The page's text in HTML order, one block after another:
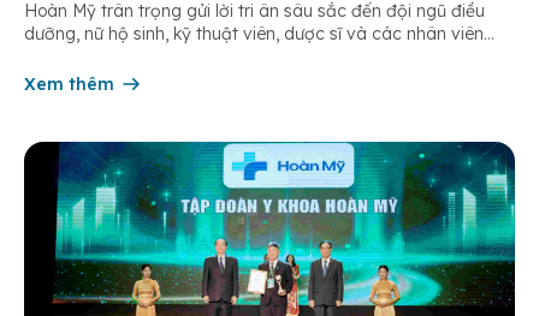
Hoàn Mỹ trân trọng gửi lời tri ân sâu sắc đến đội ngũ điều
dưỡng, nữ hộ sinh, kỹ thuật viên, dược sĩ và các nhân viên
âm thầm đồng hành trên […]
Xem thêm